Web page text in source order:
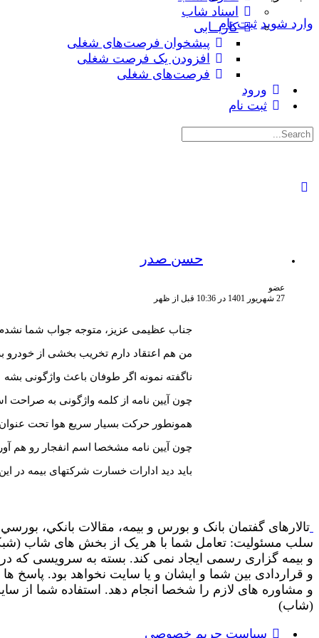
وارد شوید ثبت نام
اسناد شاب
کاریــابی
پیشخوان فرصت‌های شغلی
افزودن یک فرصت شغلی
فرصت‌های شغلی
ورود
ثبت نام
جستجوی:
حسن صدر
عضو
27 شهریور 1401 در 10:36 قبل از ظهر
جناب عظیمی عزیز، متوجه جواب شما نشدم.
من هم اعتقاد دارم تخریب بخشی از
ناگفته نمونه اگر طوفان باعث واژگونی بشه
چون آیین نامه از کلمه واژگونی به صراحت
همونطور حرکت بسیار سریع هوا تحت
چون آیین نامه مشخصا اسم انفجار رو هم
باید دید ادارات خسارت شرکتهای بیمه در
تالارهای گفتمان بانک و بورس و بیمه، مقالات بانکي،
سلب مسئولیت: تعامل شما با هر یک از بخش های شاب (شبکه
و بیمه گزاری رسمی ایجاد نمی کند. بسته به سرویسی که
و قراردادی بین شما و ایشان و یا سایت نخواهد بود. پاسخ
(شاب)
سیاست حریم خصوصی